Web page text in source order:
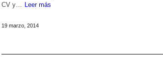
CV y… Leer más
19 marzo, 2014